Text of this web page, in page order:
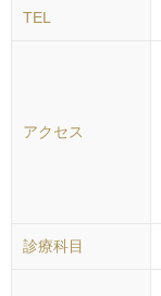
TEL
アクセス
診療科目